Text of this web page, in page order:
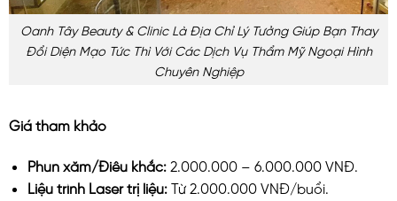
Oanh Tây Beauty & Clinic Là Địa Chỉ Lý Tưởng Giúp Bạn Thay
Đổi Diện Mạo Tức Thì Với Các Dịch Vụ Thẩm Mỹ Ngoại Hình
Chuyên Nghiệp
Giá tham khảo
Phun xăm/Điêu khắc:2.000.000 – 6.000.000 VNĐ.
Liệu trình Laser trị liệu: Từ 2.000.000 VNĐ/buổi.